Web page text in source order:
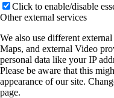
Click to enable/disable
Other external services
We also use different
Maps, and external Video
personal data like your IP
Please be aware that this
appearance of our site.
page.